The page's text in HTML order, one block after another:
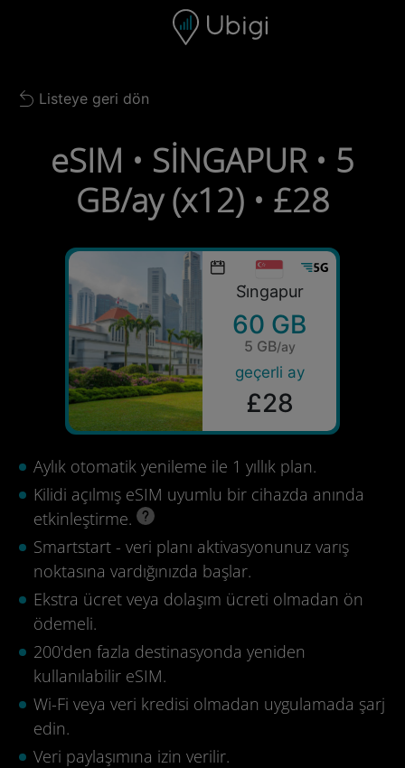
Gezinme çubuğu Alt bilgi
Back to list
Listeye geri dön
eSIM • SİNGAPUR • 5
GB/ay (x12) • £28
Si̇ngapur
60 GB
5 GB/ay
geçerli ay
£28
Aylık otomatik yenileme ile 1 yıllık plan.
Kilidi açılmış eSIM uyumlu bir cihazda anında
etkinleştirme.
Smartstart - veri planı aktivasyonunuz varış
noktasına vardığınızda başlar.
Ekstra ücret veya dolaşım ücreti olmadan ön
ödemeli.
200'den fazla destinasyonda yeniden
kullanılabilir eSIM.
Wi-Fi veya veri kredisi olmadan uygulamada şarj
edin.
Veri paylaşımına izin verilir.